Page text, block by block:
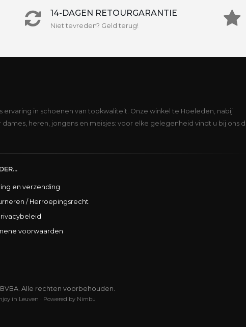
14-DAGEN RETOURGARANTIE
Niet tevreden? Geld terug!
ervaring in schoenen van topkwaliteit. Onze winkel te Hoeleden, nabij
heren, jongens en meisjes: voor elke gelegenheid vindt u bij ons
en verzending
/ Herroepingsrecht
voorwaarden
Alle rechten voorbehouden.
in Leuven · Powered by Nimbu